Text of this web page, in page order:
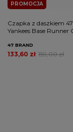
PROMOCJA
Czapka z daszkiem
Yankees Base
47 BRAND
159,00 zł
133,60 zł